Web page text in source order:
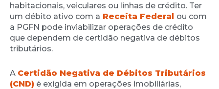
habitacionais, veiculares ou linhas de crédito. Ter
um débito ativo com a Receita Federal ou com
a PGFN pode inviabilizar operações de crédito
que dependem de certidão negativa de débitos
tributários.
A Certidão Negativa de Débitos Tributários
(CND) é exigida em operações imobiliárias,